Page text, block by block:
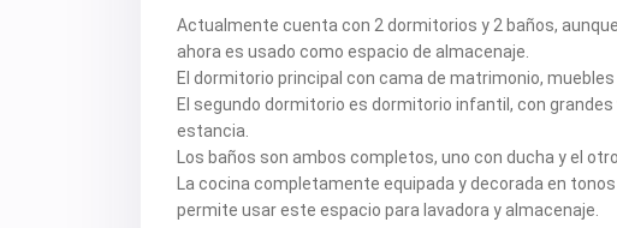
Actualmente cuenta con 2 dormitorios y 2 baños,
ahora es usado como espacio de almacenaje.
El dormitorio principal con cama de matrimonio,
El segundo dormitorio es dormitorio infantil, con
estancia.
Los baños son ambos completos, uno con ducha y el
La cocina completamente equipada y decorada en
permite usar este espacio para lavadora y almacenaje.